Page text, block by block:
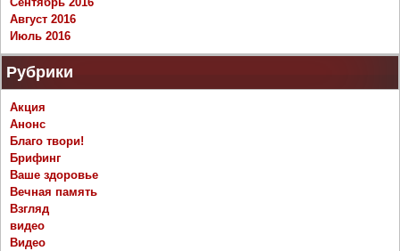
Август 2016
Июль 2016
Рубрики
Акция
Анонс
Благо твори!
Брифинг
Ваше здоровье
Вечная память
Взгляд
видео
Видео